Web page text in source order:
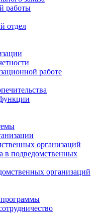
работы
отдел
работе
организаций
в подведомственных
организаций